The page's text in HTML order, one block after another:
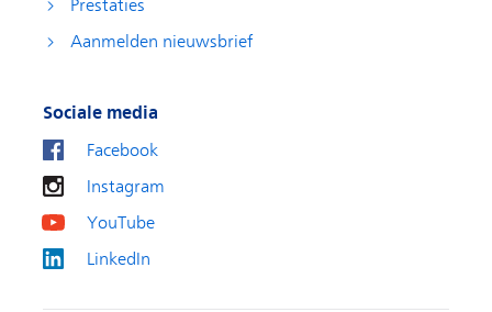
Prestaties
Aanmelden nieuwsbrief
Sociale media
Facebook
Instagram
YouTube
LinkedIn